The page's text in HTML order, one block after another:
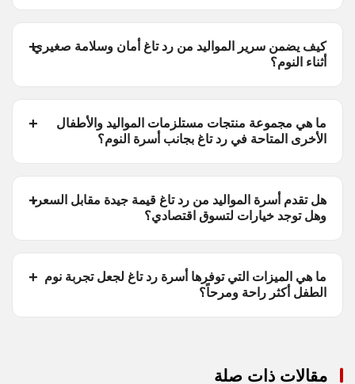
كيف يضمن سرير المواليد من رد تاغ أمان وسلامة صغيري
أثناء النوم؟
ما هي مجموعة منتجات مستلزمات المواليد والأطفال
الأخرى المتاحة في رد تاغ بجانب أسرة النوم؟
هل تقدم أسرة المواليد من رد تاغ قيمة جيدة مقابل السعر،
وهل توجد خيارات لتسوق اقتصادي؟
ما هي الميزات التي توفرها أسرة رد تاغ لجعل تجربة نوم
الطفل أكثر راحة ومرحاً؟
مقالات ذات صلة